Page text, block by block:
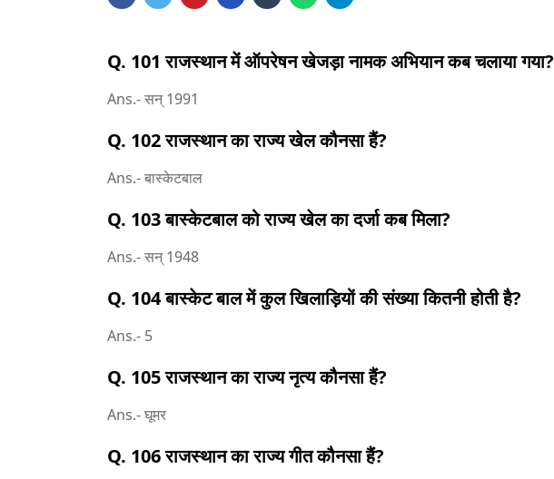
Q. 101 राजस्थान में ऑपरेषन खेजड़ा नामक अभियान कब चलाया गया?
Ans.- सन् 1991
Q. 102 राजस्थान का राज्य खेल कौनसा हैं?
Ans.- बास्केटबाल
Q. 103 बास्केटबाल को राज्य खेल का दर्जा कब मिला?
Ans.- सन् 1948
Q. 104 बास्केट बाल में कुल खिलाड़ियों की संख्या कितनी होती है?
Ans.- 5
Q. 105 राजस्थान का राज्य नृत्य कौनसा हैं?
Ans.- घूमर
Q. 106 राजस्थान का राज्य गीत कौनसा हैं?